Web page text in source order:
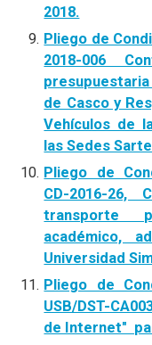
2018.
Pliego de
2018-006
de Casco y
Vehículos de
las Sedes
Pliego de
CD-2016-26,
transporte
académico,
Universidad
Pliego de
USB/DST-
de Internet"